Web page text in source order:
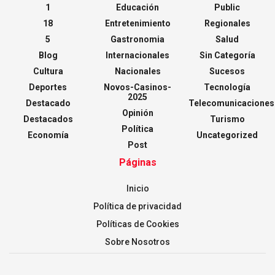
1
18
5
Blog
Cultura
Deportes
Destacado
Destacados
Economía
Educación
Entretenimiento
Gastronomia
Internacionales
Nacionales
Novos-Casinos-
2025
Opinión
Política
Post
Public
Regionales
Salud
Sin Categoría
Sucesos
Tecnología
Telecomunicaciones
Turismo
Uncategorized
Páginas
Inicio
Política de privacidad
Políticas de Cookies
Sobre Nosotros